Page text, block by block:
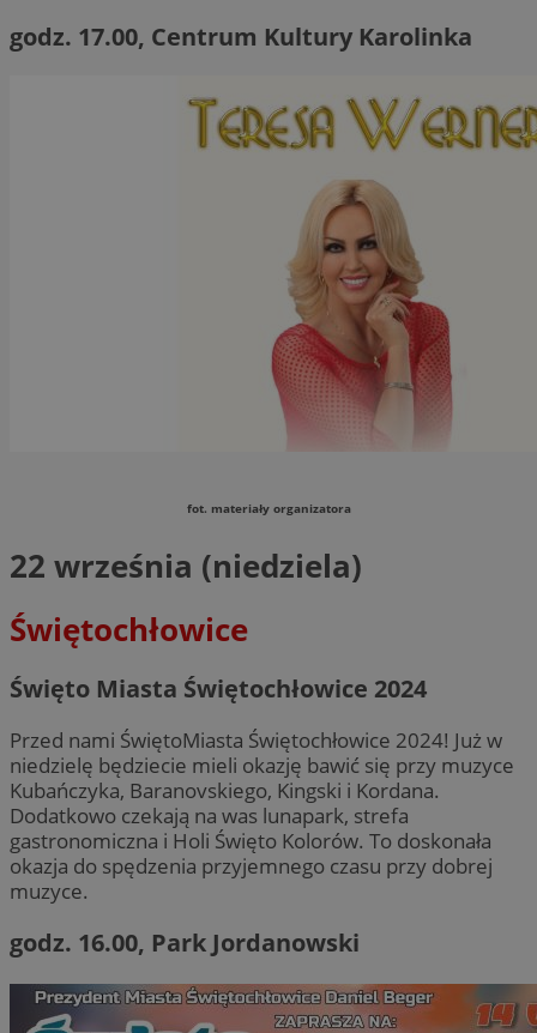
godz. 17.00, Centrum Kultury Karolinka
fot. materiały organizatora
22 września (niedziela)
Świętochłowice
Święto Miasta Świętochłowice 2024
Przed nami ŚwiętoMiasta Świętochłowice 2024! Już w
niedzielę będziecie mieli okazję bawić się przy muzyce
Kubańczyka, Baranovskiego, Kingski i Kordana.
Dodatkowo czekają na was lunapark, strefa
gastronomiczna i Holi Święto Kolorów. To doskonała
okazja do spędzenia przyjemnego czasu przy dobrej
muzyce.
godz. 16.00, Park Jordanowski